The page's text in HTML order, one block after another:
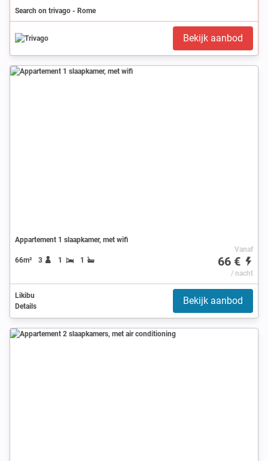
Search on trivago - Rome
Bekijk aanbod
Appartement 1 slaapkamer, met wifi
66m² 3 1 1
Vanaf
66 €
/ nacht
Likibu
Details
Bekijk aanbod